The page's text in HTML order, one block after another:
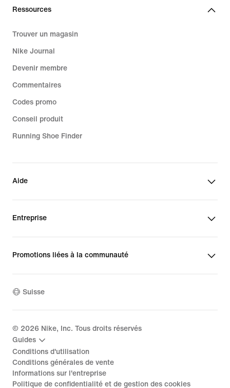
Ressources
Trouver un magasin
Nike Journal
Devenir membre
Commentaires
Codes promo
Conseil produit
Running Shoe Finder
Aide
Entreprise
Promotions liées à la communauté
Suisse
© 2026 Nike, Inc. Tous droits réservés
Guides
Conditions d'utilisation
Conditions générales de vente
Informations sur l'entreprise
Politique de confidentialité et de gestion des cookies